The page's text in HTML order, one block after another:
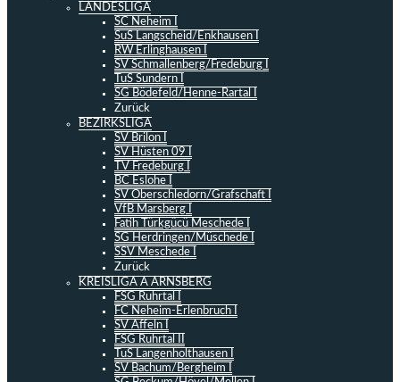
LANDESLIGA
SC Neheim I
SuS Langscheid/Enkhausen I
RW Erlinghausen I
SV Schmallenberg/Fredeburg I
TuS Sundern I
SG Bödefeld/Henne-Rartal I
Zurück
BEZIRKSLIGA
SV Brilon I
SV Hüsten 09 I
TV Fredeburg I
BC Eslohe I
SV Oberschledorn/Grafschaft I
VfB Marsberg I
Fatih Türkgücü Meschede I
SG Herdringen/Müschede I
SSV Meschede I
Zurück
KREISLIGA A ARNSBERG
FSG Ruhrtal I
FC Neheim-Erlenbruch I
SV Affeln I
FSG Ruhrtal II
TuS Langenholthausen I
SV Bachum/Bergheim I